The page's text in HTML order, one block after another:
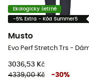
Ekologicky šetrné
-5% Extra - Kód Summer5
Musto
3036,53 Kč
4339,00 Kč
-30%